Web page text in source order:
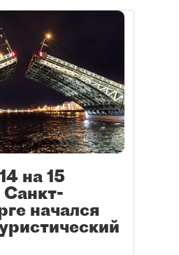
на 15
Санкт-
начался